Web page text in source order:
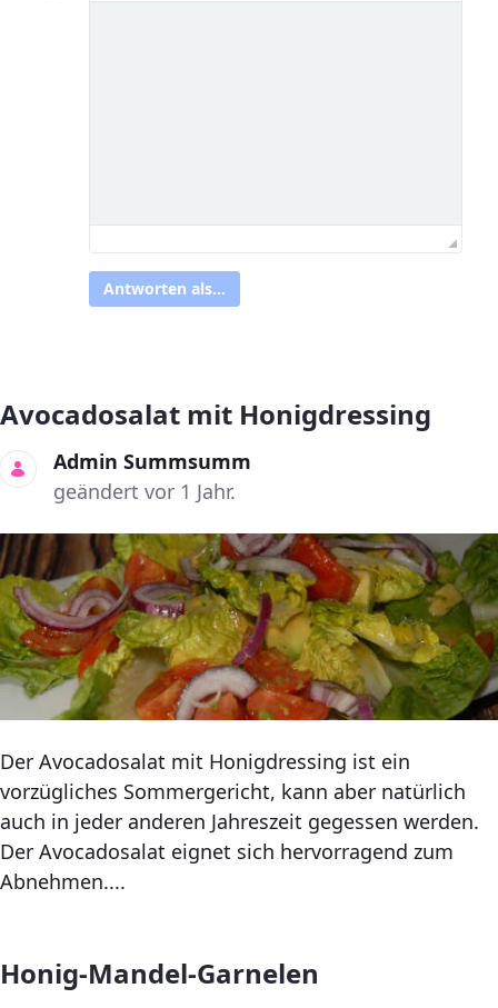
Antworten als...
Avocadosalat mit Honigdressing
Admin Summsumm
geändert vor 1 Jahr.
Der Avocadosalat mit Honigdressing ist ein
vorzügliches Sommergericht, kann aber natürlich
auch in jeder anderen Jahreszeit gegessen werden.
Der Avocadosalat eignet sich hervorragend zum
Abnehmen....
Honig-Mandel-Garnelen